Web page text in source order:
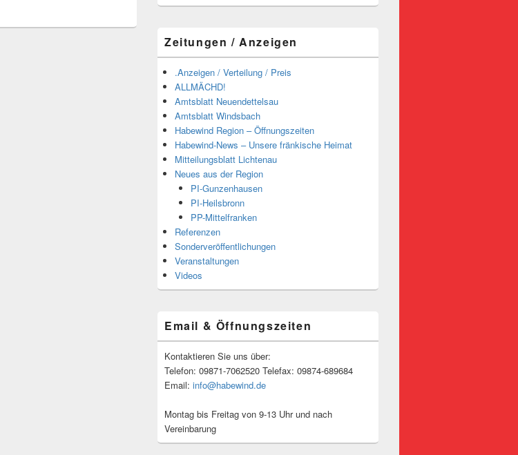
Zeitungen / Anzeigen
.Anzeigen / Verteilung / Preis
ALLMÄCHD!
Amtsblatt Neuendettelsau
Amtsblatt Windsbach
Habewind Region – Öffnungszeiten
Habewind-News – Unsere fränkische Heimat
Mitteilungsblatt Lichtenau
Neues aus der Region
PI-Gunzenhausen
PI-Heilsbronn
PP-Mittelfranken
Referenzen
Sonderveröffentlichungen
Veranstaltungen
Videos
Email & Öffnungszeiten
Kontaktieren Sie uns über:
Telefon: 09871-7062520 Telefax: 09874-689684
Email: info@habewind.de
Montag bis Freitag von 9-13 Uhr und nach
Vereinbarung